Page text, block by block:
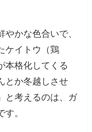
かな色合いで、
ケイトウ（鶏
本格化してくる
とか冬越しさせ
と考えるのは、ガ
。